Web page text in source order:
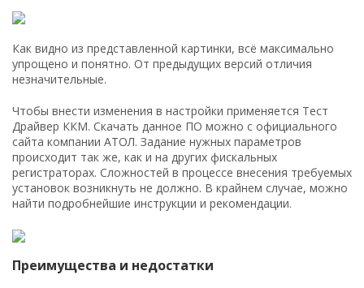
Как видно из представленной картинки, всё максимально
упрощено и понятно. От предыдущих версий отличия
незначительные.
Чтобы внести изменения в настройки применяется Тест
Драйвер ККМ. Скачать данное ПО можно с официального
сайта компании АТОЛ. Задание нужных параметров
происходит так же, как и на других фискальных
регистраторах. Сложностей в процессе внесения требуемых
установок возникнуть не должно. В крайнем случае, можно
найти подробнейшие инструкции и рекомендации.
Преимущества и недостатки